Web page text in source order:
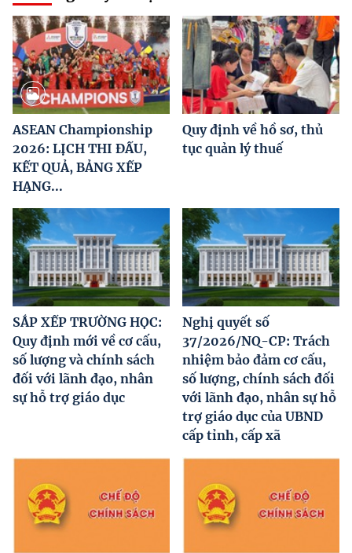
ASEAN Championship
2026: LỊCH THI ĐẤU,
KẾT QUẢ, BẢNG XẾP
HẠNG...
Quy định về hồ sơ, thủ
tục quản lý thuế
SẮP XẾP TRƯỜNG HỌC:
Quy định mới về cơ cấu,
số lượng và chính sách
đối với lãnh đạo, nhân
sự hỗ trợ giáo dục
Nghị quyết số
37/2026/NQ-CP: Trách
nhiệm bảo đảm cơ cấu,
số lượng, chính sách đối
với lãnh đạo, nhân sự hỗ
trợ giáo dục của UBND
cấp tỉnh, cấp xã